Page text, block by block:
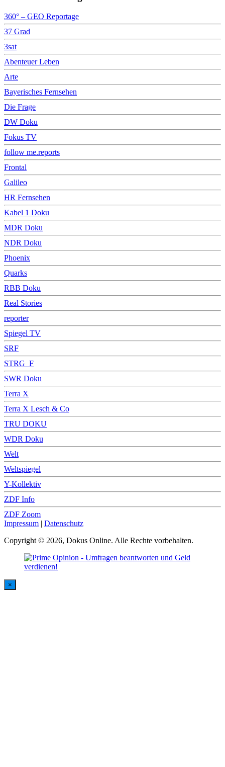
360° – GEO Reportage
37 Grad
3sat
Abenteuer Leben
Arte
Bayerisches Fernsehen
Die Frage
DW Doku
Fokus TV
follow me.reports
Frontal
Galileo
HR Fernsehen
Kabel 1 Doku
MDR Doku
NDR Doku
Phoenix
Quarks
RBB Doku
Real Stories
reporter
Spiegel TV
SRF
STRG_F
SWR Doku
Terra X
Terra X Lesch & Co
TRU DOKU
WDR Doku
Welt
Weltspiegel
Y-Kollektiv
ZDF Info
ZDF Zoom
Impressum | Datenschutz
Copyright © 2026, Dokus Online. Alle Rechte vorbehalten.
×